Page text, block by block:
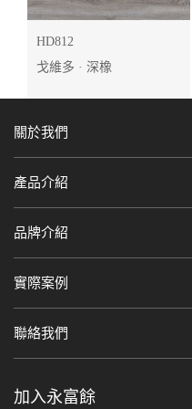
HD812
戈維多 · 深橡
關於我們
產品介紹
品牌介紹
實際案例
聯絡我們
加入永富餘